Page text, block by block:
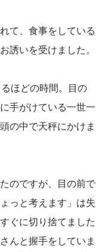
て、食事をしている
誘いを受けました。
ほどの時間。目の
手がけている一世一
の中で天秤にかけま
のですが、目の前で
っと考えます」は失
ぐに切り捨てました
んと握手をしていま